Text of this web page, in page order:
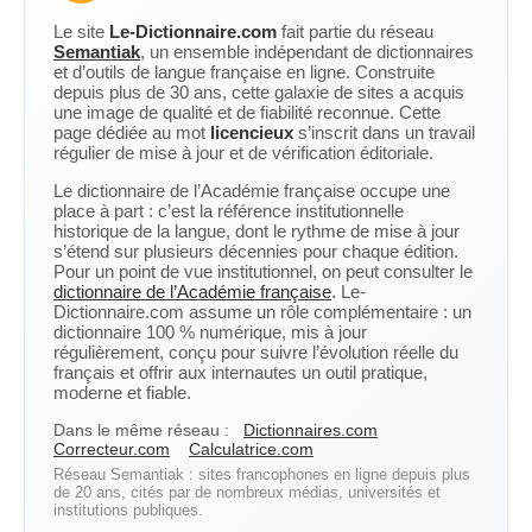
Le site Le-Dictionnaire.com fait partie du réseau
Semantiak, un ensemble indépendant de dictionnaires
et d’outils de langue française en ligne. Construite
depuis plus de 30 ans, cette galaxie de sites a acquis
une image de qualité et de fiabilité reconnue. Cette
page dédiée au mot licencieux s’inscrit dans un travail
régulier de mise à jour et de vérification éditoriale.
Le dictionnaire de l’Académie française occupe une
place à part : c’est la référence institutionnelle
historique de la langue, dont le rythme de mise à jour
s’étend sur plusieurs décennies pour chaque édition.
Pour un point de vue institutionnel, on peut consulter le
dictionnaire de l’Académie française. Le-
Dictionnaire.com assume un rôle complémentaire : un
dictionnaire 100 % numérique, mis à jour
régulièrement, conçu pour suivre l’évolution réelle du
français et offrir aux internautes un outil pratique,
moderne et fiable.
Dans le même réseau :
Dictionnaires.com
Correcteur.com
Calculatrice.com
Réseau Semantiak : sites francophones en ligne depuis plus
de 20 ans, cités par de nombreux médias, universités et
institutions publiques.